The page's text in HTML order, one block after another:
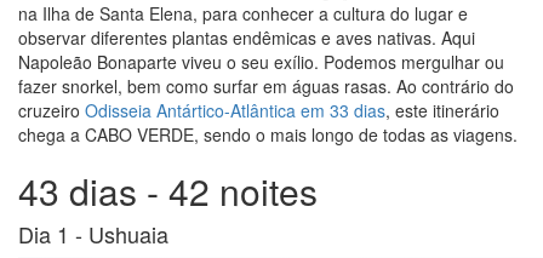
na Ilha de Santa Elena, para conhecer a cultura do lugar e
observar diferentes plantas endêmicas e aves nativas. Aqui
Napoleão Bonaparte viveu o seu exílio. Podemos mergulhar ou
fazer snorkel, bem como surfar em águas rasas. Ao contrário do
cruzeiro Odisseia Antártico-Atlântica em 33 dias, este itinerário
chega a CABO VERDE, sendo o mais longo de todas as viagens.
43 dias - 42 noites
Dia 1 - Ushuaia